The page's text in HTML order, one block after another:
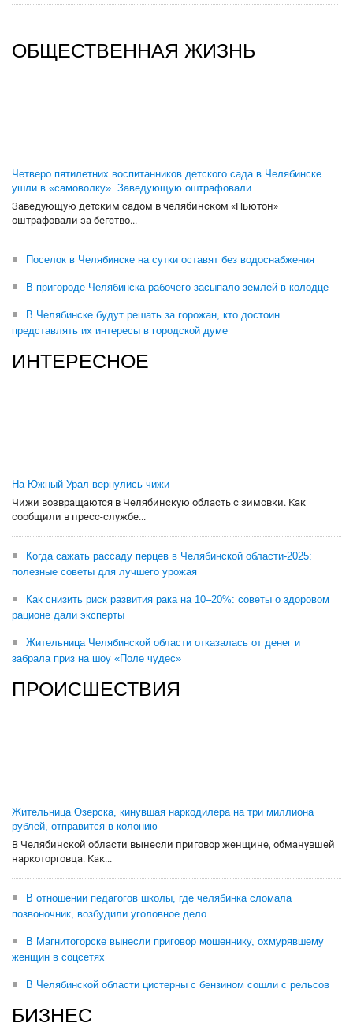
ОБЩЕСТВЕННАЯ ЖИЗНЬ
Четверо пятилетних воспитанников детского сада в Челябинске
ушли в «самоволку». Заведующую оштрафовали
Заведующую детским садом в челябинском «Ньютон»
оштрафовали за бегство...
Поселок в Челябинске на сутки оставят без водоснабжения
В пригороде Челябинска рабочего засыпало землей в колодце
В Челябинске будут решать за горожан, кто достоин
представлять их интересы в городской думе
ИНТЕРЕСНОЕ
На Южный Урал вернулись чижи
Чижи возвращаются в Челябинскую область с зимовки. Как
сообщили в пресс-службе...
Когда сажать рассаду перцев в Челябинской области-2025:
полезные советы для лучшего урожая
Как снизить риск развития рака на 10–20%: советы о здоровом
рационе дали эксперты
Жительница Челябинской области отказалась от денег и
забрала приз на шоу «Поле чудес»
ПРОИСШЕСТВИЯ
Жительница Озерска, кинувшая наркодилера на три миллиона
рублей, отправится в колонию
В Челябинской области вынесли приговор женщине, обманувшей
наркоторговца. Как...
В отношении педагогов школы, где челябинка сломала
позвоночник, возбудили уголовное дело
В Магнитогорске вынесли приговор мошеннику, охмурявшему
женщин в соцсетях
В Челябинской области цистерны с бензином сошли с рельсов
БИЗНЕС